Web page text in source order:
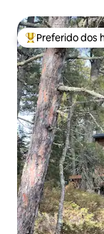
Entre os
Preferido dos